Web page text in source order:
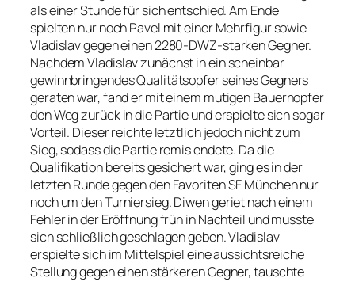
als einer Stunde für sich entschied. Am Ende
spielten nur noch Pavel mit einer Mehrfigur sowie
Vladislav gegen einen 2280-DWZ-starken Gegner.
Nachdem Vladislav zunächst in ein scheinbar
gewinnbringendes Qualitätsopfer seines Gegners
geraten war, fand er mit einem mutigen Bauernopfer
den Weg zurück in die Partie und erspielte sich sogar
Vorteil. Dieser reichte letztlich jedoch nicht zum
Sieg, sodass die Partie remis endete. Da die
Qualifikation bereits gesichert war, ging es in der
letzten Runde gegen den Favoriten SF München nur
noch um den Turniersieg. Diwen geriet nach einem
Fehler in der Eröffnung früh in Nachteil und musste
sich schließlich geschlagen geben. Vladislav
erspielte sich im Mittelspiel eine aussichtsreiche
Stellung gegen einen stärkeren Gegner, tauschte